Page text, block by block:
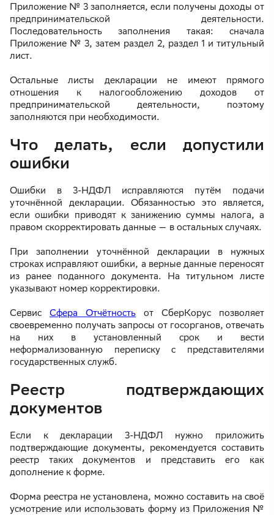
Приложение № 3 заполняется, если получены доходы от
предпринимательской деятельности.
Последовательность заполнения такая: сначала
Приложение № 3, затем раздел 2, раздел 1 и титульный
лист.
Остальные листы декларации не имеют прямого
отношения к налогообложению доходов от
предпринимательской деятельности, поэтому
заполняются при необходимости.
Что делать, если допустили
ошибки
Ошибки в 3-НДФЛ исправляются путём подачи
уточнённой декларации. Обязанностью это является,
если ошибки приводят к занижению суммы налога, а
правом скорректировать данные — в остальных случаях.
При заполнении уточнённой декларации в нужных
строках исправляют ошибки, а верные данные переносят
из ранее поданного документа. На титульном листе
указывают номер корректировки.
Сервис Сфера Отчётность от СберКорус позволяет
своевременно получать запросы от госорганов, отвечать
на них в установленный срок и вести
неформализованную переписку с представителями
государственных служб.
Реестр подтверждающих
документов
Если к декларации 3-НДФЛ нужно приложить
подтверждающие документы, рекомендуется составить
реестр таких документов и представить его как
дополнение к форме.
Форма реестра не установлена, можно составить на своё
усмотрение или использовать форму из Приложения №